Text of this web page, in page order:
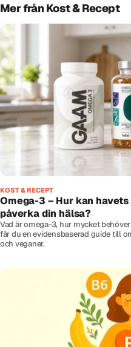
Mer från Kost & Recept
KOST & RECEPT
Omega-3 – Hur kan
påverka din hälsa?
Vad är omega-3, hur mycket
får du en evidensbaserad guide till
och veganer.